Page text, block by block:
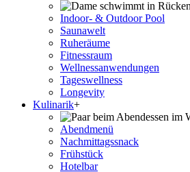
Indoor- & Outdoor Pool
Saunawelt
Ruheräume
Fitnessraum
Wellness­anwendungen
Tageswellness
Longevity
Kulinarik+
Abendmenü
Nachmittagssnack
Frühstück
Hotelbar